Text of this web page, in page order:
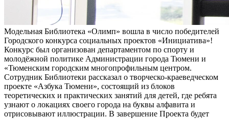
Модельная Библиотека «Олимп» вошла в число победителей
Городского конкурса социальных проектов «Инициатива»!
Конкурс был организован департаментом по спорту и
молодёжной политике Администрации города Тюмени и
«Тюменским городским многопрофильным центром.
Сотрудник Библиотеки рассказал о творческо-краеведческом
проекте «Азбука Тюмени», состоящий из блоков
теоретических и практических занятий для детей, где ребята
узнают о локациях своего города на буквы алфавита и
отрисовывают иллюстрации. В завершение Проекта будет